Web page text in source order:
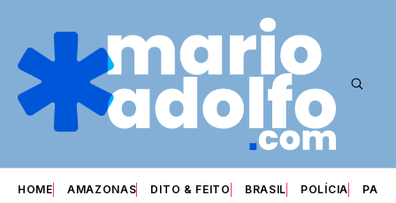
HOME AMAZONAS DITO & FEITO BRASIL POLÍCIA